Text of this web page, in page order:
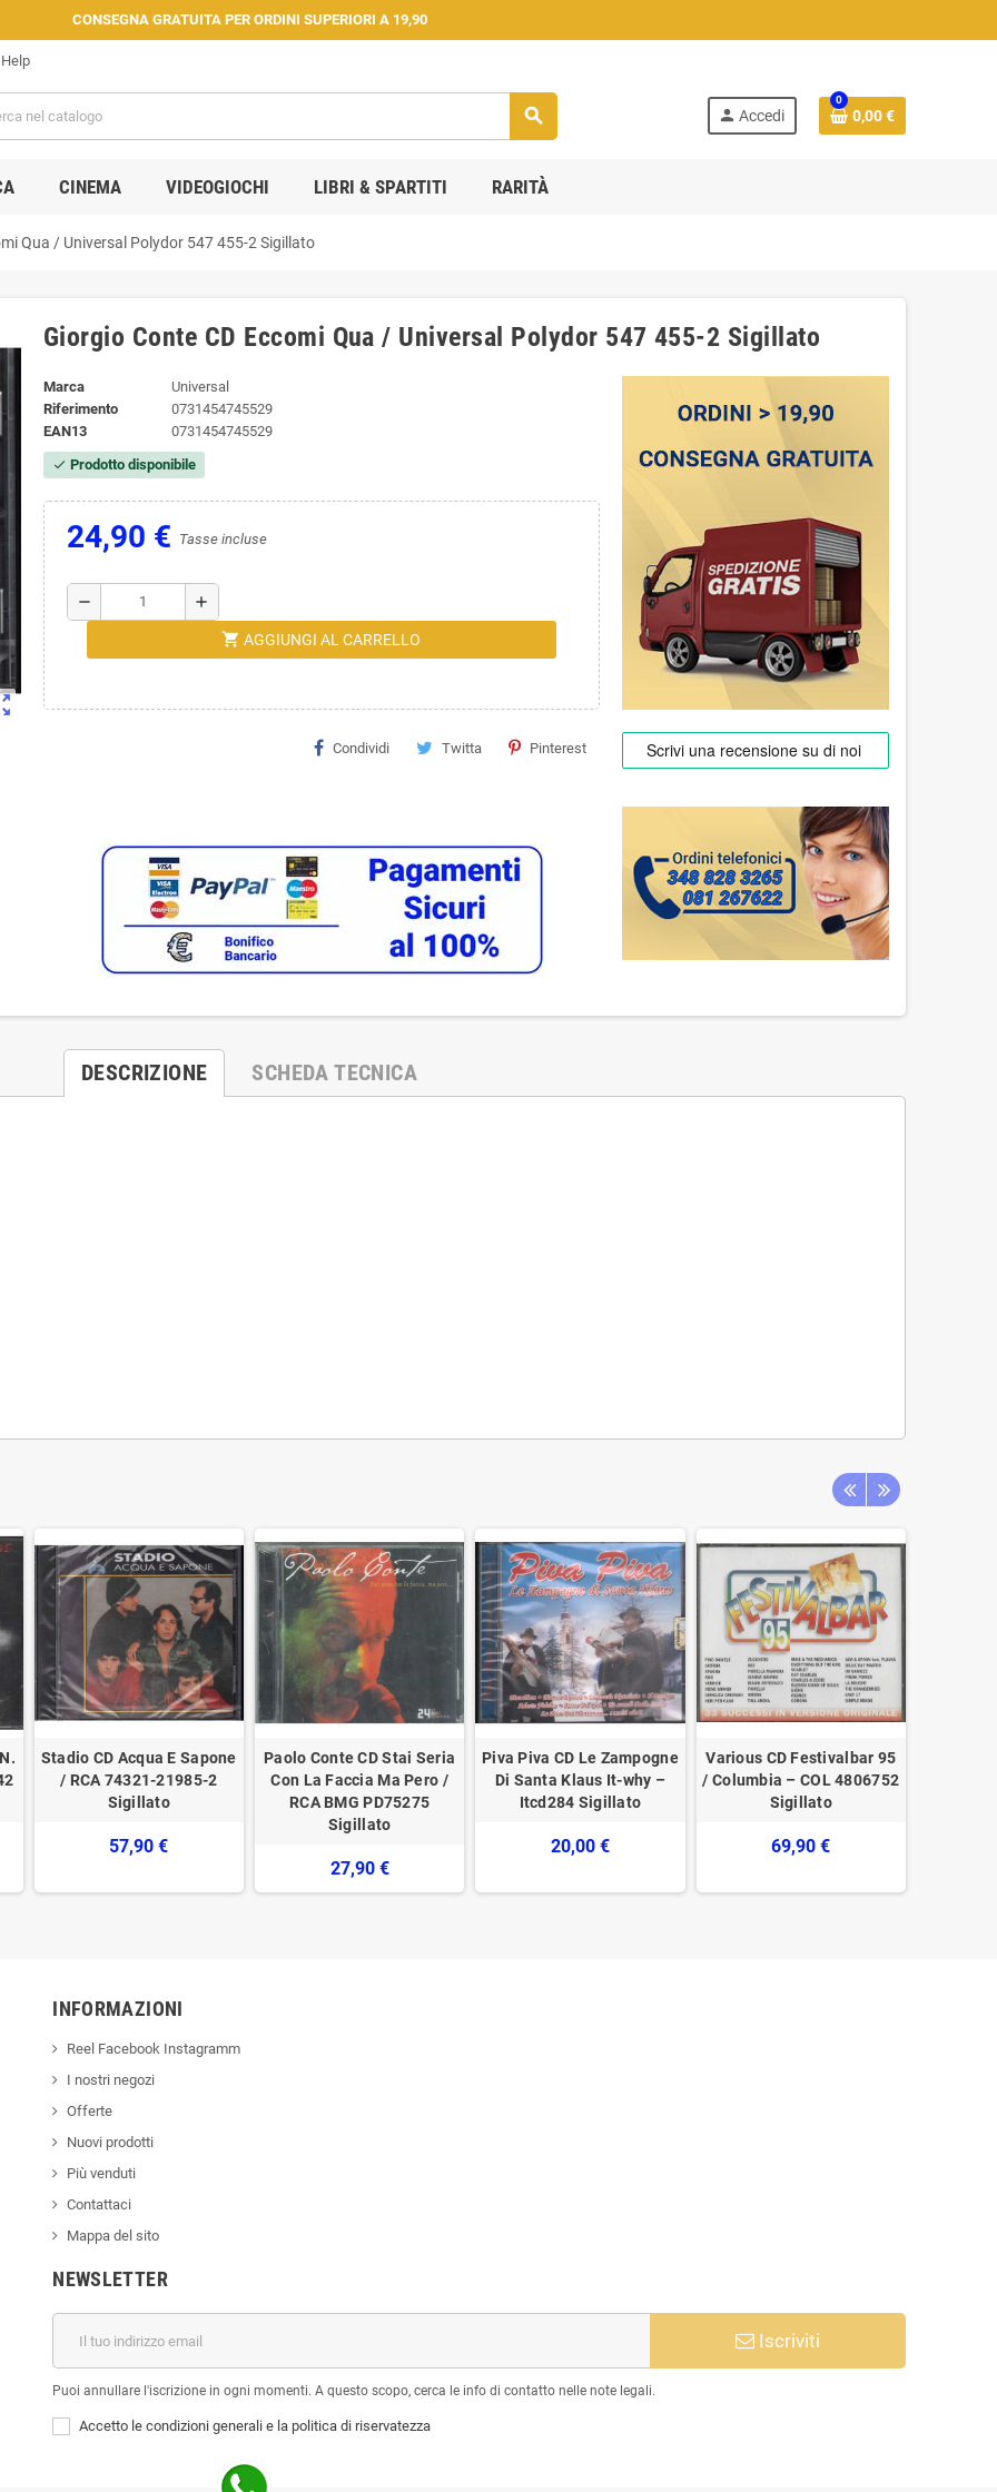
CONSEGNA GRATUITA PER ORDINI SUPERIORI A 19,90
Help
search person Accedi
0
0,00 €
CINEMA VIDEOGIOCHI LIBRI & SPARTITI RARITÀ
Qua / Universal ‎Polydor ‎547 455-2 Sigillato
Giorgio Conte ‎CD Eccomi Qua / Universal ‎Polydor ‎547 455-2 Sigillato
Marca
Universal
Riferimento
0731454745529
EAN13
0731454745529
check Prodotto disponibile
24,90 € Tasse incluse
remove add
shopping_cart AGGIUNGI AL CARRELLO
Condividi Twitta Pinterest
DESCRIZIONE SCHEDA TECNICA
Stadio CD Acqua E Sapone
/ RCA ‎74321-21985-2
Sigillato
57,90 €
Paolo Conte CD Stai Seria
Con La Faccia Ma Pero /
RCA BMG PD75275
Sigillato
27,90 €
Piva Piva CD Le Zampogne
Di Santa Klaus It-why –
Itcd284 Sigillato
20,00 €
Various CD Festivalbar 95
/ Columbia – COL 4806752
Sigillato
69,90 €
INFORMAZIONI
Reel Facebook Instagramm
I nostri negozi
Offerte
Nuovi prodotti
Più venduti
Contattaci
Mappa del sito
NEWSLETTER
Iscriviti
Puoi annullare l'iscrizione in ogni momenti. A questo scopo, cerca le info di contatto nelle note legali.
Accetto le condizioni generali e la politica di riservatezza